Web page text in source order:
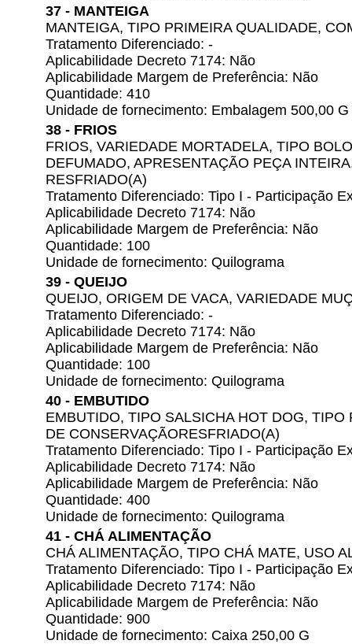
37 - MANTEIGA
MANTEIGA, TIPO PRIMEIRA QUALIDADE,
Tratamento Diferenciado: -
Aplicabilidade Decreto 7174: Não
Aplicabilidade Margem de Preferência: Não
Quantidade: 410
Unidade de fornecimento: Embalagem 500,00 G
38 - FRIOS
FRIOS, VARIEDADE MORTADELA, TIPO
DEFUMADO, APRESENTAÇÃO PEÇA
RESFRIADO(A)
Tratamento Diferenciado: Tipo I - Participação
Aplicabilidade Decreto 7174: Não
Aplicabilidade Margem de Preferência: Não
Quantidade: 100
Unidade de fornecimento: Quilograma
39 - QUEIJO
QUEIJO, ORIGEM DE VACA, VARIEDADE
Tratamento Diferenciado: -
Aplicabilidade Decreto 7174: Não
Aplicabilidade Margem de Preferência: Não
Quantidade: 100
Unidade de fornecimento: Quilograma
40 - EMBUTIDO
EMBUTIDO, TIPO SALSICHA HOT DOG,
DE CONSERVAÇÃORESFRIADO(A)
Tratamento Diferenciado: Tipo I - Participação
Aplicabilidade Decreto 7174: Não
Aplicabilidade Margem de Preferência: Não
Quantidade: 400
Unidade de fornecimento: Quilograma
41 - CHÁ ALIMENTAÇÃO
CHÁ ALIMENTAÇÃO, TIPO CHÁ MATE, USO
Tratamento Diferenciado: Tipo I - Participação
Aplicabilidade Decreto 7174: Não
Aplicabilidade Margem de Preferência: Não
Quantidade: 900
Unidade de fornecimento: Caixa 250,00 G